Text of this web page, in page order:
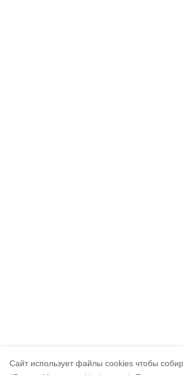
Cайт использует файлы cookies чтобы